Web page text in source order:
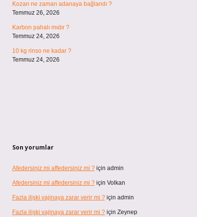
Kozan ne zaman adanaya bağlandı ?
Temmuz 26, 2026
Karbon pahalı mıdır ?
Temmuz 24, 2026
10 kg rinso ne kadar ?
Temmuz 24, 2026
Son yorumlar
Afedersiniz mi affedersiniz mi ?için admin
Afedersiniz mi affedersiniz mi ?için Volkan
Fazla ilişki vajinaya zarar verir mi ?için admin
Fazla ilişki vajinaya zarar verir mi ?için Zeynep